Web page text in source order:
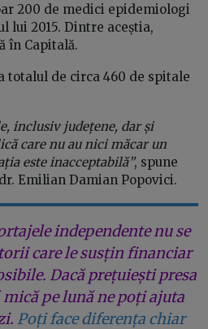
200 de medici epidemiologi
lui 2015. Dintre aceștia,
în Capitală.
totalul de circa 460 de spitale
inclusiv județene, dar și
care nu au nici măcar un
este inacceptabilă”, spune
Emilian Damian Popovici.
independente nu se
care le susțin financiar
Dacă prețuiești presa
pe lună ne poți ajuta
Poți face diferența chiar